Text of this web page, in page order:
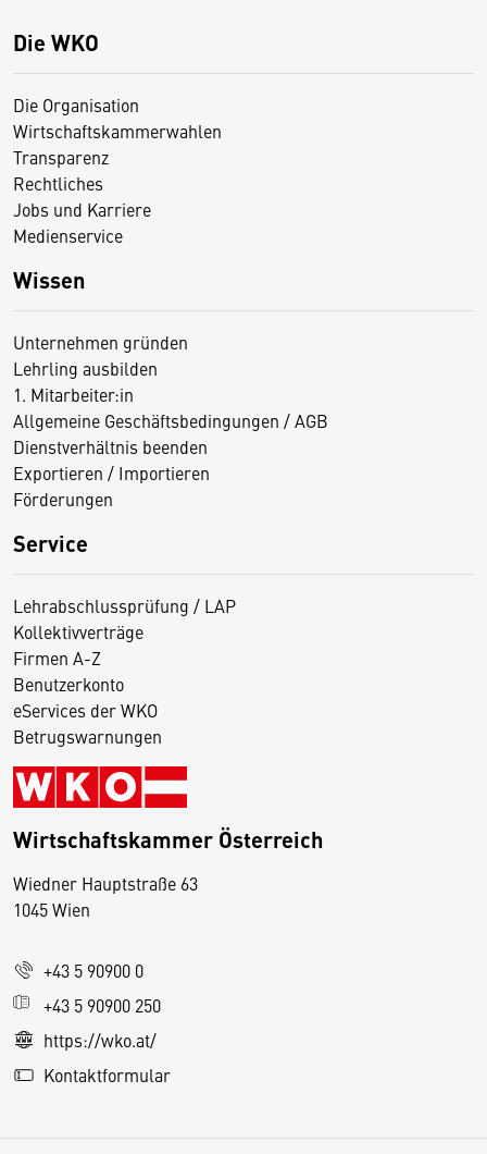
Die WKO
Die Organisation
Wirtschaftskammerwahlen
Transparenz
Rechtliches
Jobs und Karriere
Medienservice
Wissen
Unternehmen gründen
Lehrling ausbilden
1. Mitarbeiter:in
Allgemeine Geschäftsbedingungen / AGB
Dienstverhältnis beenden
Exportieren / Importieren
Förderungen
Service
Lehrabschlussprüfung / LAP
Kollektivverträge
Firmen A-Z
Benutzerkonto
eServices der WKO
Betrugswarnungen
Wirtschaftskammer Österreich
Wiedner Hauptstraße 63
1045 Wien
+43 5 90900 0
+43 5 90900 250
https://wko.at/
Kontaktformular
D
s
e
S
e